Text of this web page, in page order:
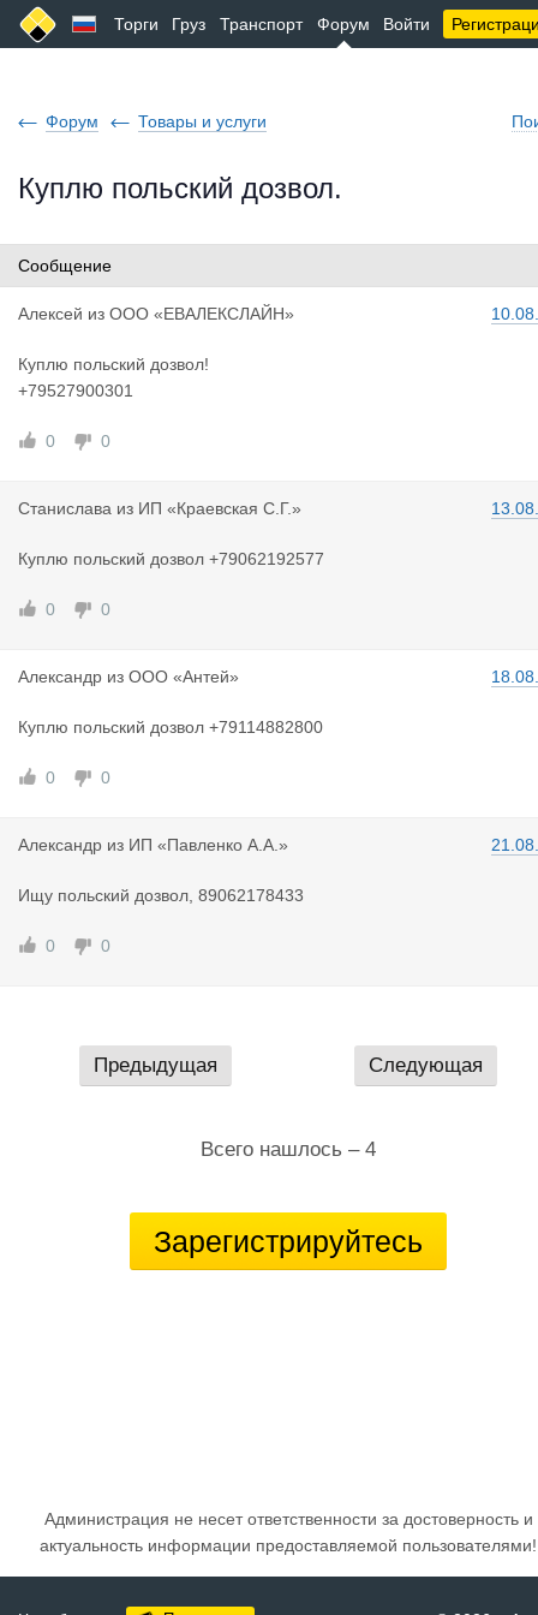
Торги Груз Транспорт Форум Войти
Форум Товары и услуги
Куплю польский дозвол.
Сообщение
Алексей из ООО «ЕВАЛЕКСЛАЙН»
Куплю польский дозвол!
+79527900301
0 0
Станислава из ИП «Краевская С.Г.»
Куплю польский дозвол +79062192577
0 0
Александр из ООО «Антей»
Куплю польский дозвол +79114882800
0 0
Александр из ИП «Павленко А.А.»
Ищу польский дозвол, 89062178433
0 0
Предыдущая Следующая
Всего нашлось – 4
Зарегистрируйтесь
Администрация не несет ответственности за достоверность и
актуальность информации предоставляемой пользователями!